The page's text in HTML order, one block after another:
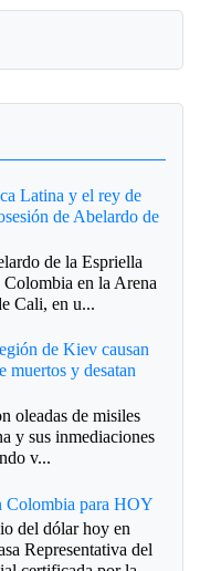
Latina y el rey de
de Abelardo de
de la Espriella
Colombia en la Arena
Cali, en u...
de Kiev causan
muertos y desatan
oleadas de misiles
y sus inmediaciones
v...
Colombia para HOY
del dólar hoy en
Representativa del